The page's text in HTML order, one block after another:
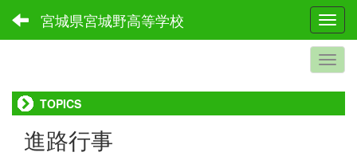
宮城県宮城野高等学校
TOPICS
進路行事